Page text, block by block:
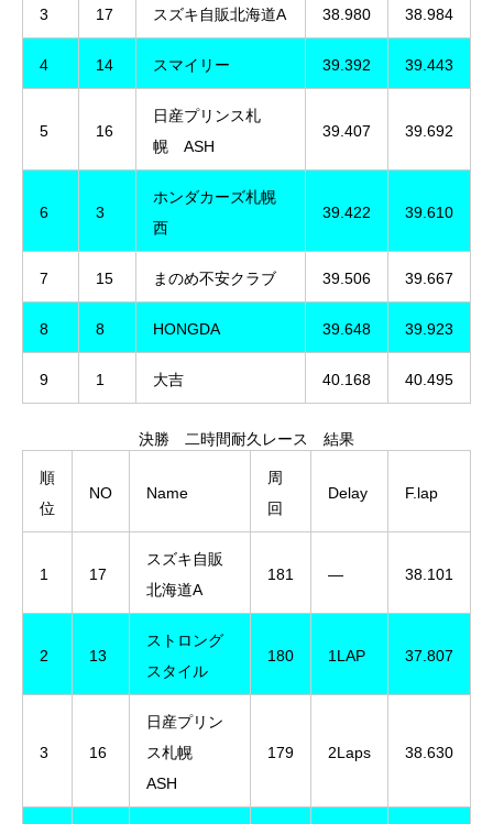
3 17 スズキ自販北海道A 38.980 38.984
4 14 スマイリー 39.392 39.443
5 16
日産プリンス札
幌 ASH
39.407 39.692
6 3
ホンダカーズ札幌
西
39.422 39.610
7 15 まのめ不安クラブ 39.506 39.667
8 8 HONGDA 39.648 39.923
9 1 大吉 40.168 40.495
決勝 二時間耐久レース 結果
順
位
NO Name
周
回
Delay F.lap
1 17
スズキ自販
北海道A
181 ― 38.101
2 13
ストロング
スタイル
180 1LAP 37.807
3 16
日産プリン
ス札幌
ASH
179 2Laps 38.630